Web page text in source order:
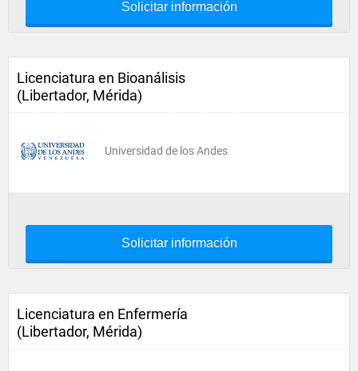
Solicitar información
Licenciatura en Bioanálisis
(Libertador, Mérida)
Universidad de los Andes
Solicitar información
Licenciatura en Enfermería
(Libertador, Mérida)